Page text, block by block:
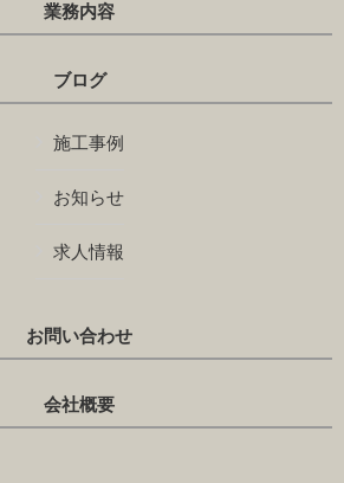
業務内容
ブログ
施工事例
お知らせ
求人情報
お問い合わせ
会社概要